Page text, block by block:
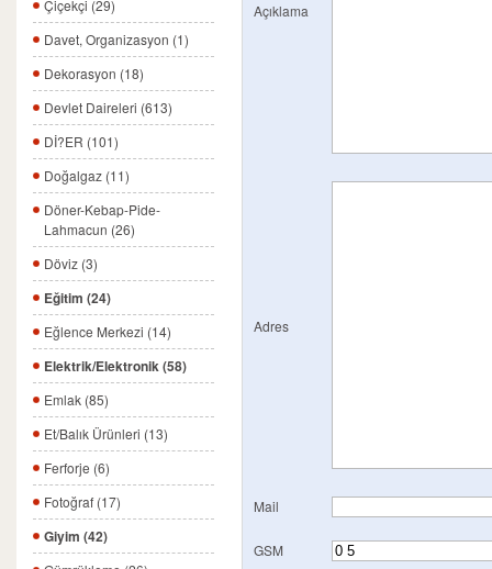
Çiçekçi (29)
Davet, Organizasyon (1)
Dekorasyon (18)
Devlet Daireleri (613)
Dİ?ER (101)
Doğalgaz (11)
Döner-Kebap-Pide-
Lahmacun (26)
Döviz (3)
Eğitim (24)
Eğlence Merkezi (14)
Elektrik/Elektronik (58)
Emlak (85)
Et/Balık Ürünleri (13)
Ferforje (6)
Fotoğraf (17)
Giyim (42)
Açıklama
Adres
Mail
GSM